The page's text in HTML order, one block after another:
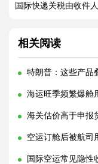
国际快递关税由收件
相关阅读
特朗普：这些产品
海运旺季频繁爆舱
海关估价高于申报
空运订舱后被航司
国际空运常见隐性